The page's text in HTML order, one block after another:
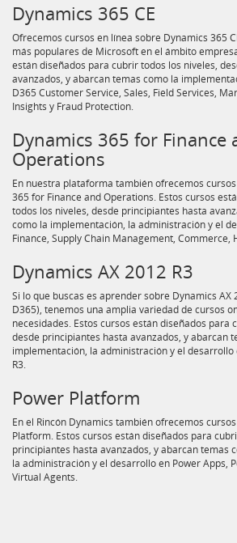
Dynamics 365 CE
Ofrecemos cursos en línea sobre Dynamics 365
más populares de Microsoft en el ámbito
están diseñados para cubrir todos los niveles,
avanzados, y abarcan temas como la
D365 Customer Service, Sales, Field Services,
Insights y Fraud Protection.
Dynamics 365 for Finance
Operations
En nuestra plataforma también ofrecemos
365 for Finance and Operations. Estos cursos
todos los niveles, desde principiantes hasta
como la implementación, la administración y el
Finance, Supply Chain Management, Commerce,
Dynamics AX 2012 R3
Si lo que buscas es aprender sobre Dynamics AX
D365), tenemos una amplia variedad de cursos
necesidades. Estos cursos están diseñados para
desde principiantes hasta avanzados, y abarcan
implementación, la administración y el desarrollo
R3.
Power Platform
En el Rincón Dynamics también ofrecemos
Platform. Estos cursos están diseñados para
principiantes hasta avanzados, y abarcan temas
la administración y el desarrollo en Power Apps,
Virtual Agents.